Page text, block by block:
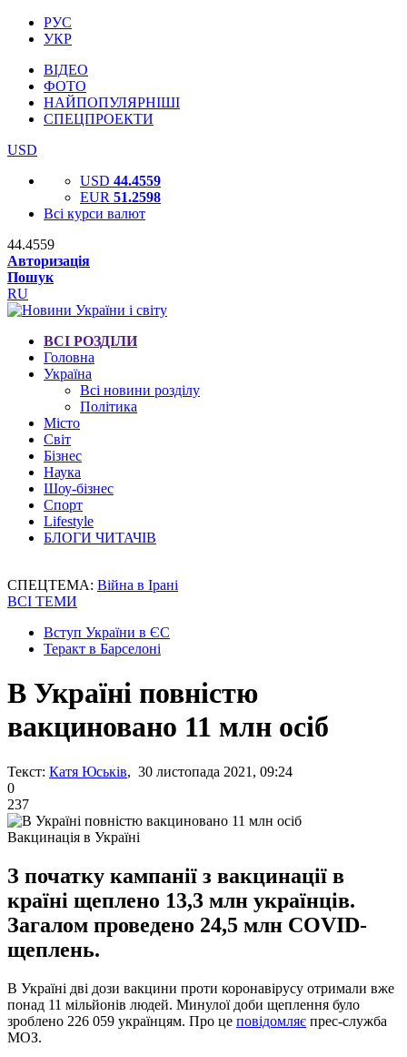
РУС
УКР
ВІДЕО
ФОТО
НАЙПОПУЛЯРНІШІ
СПЕЦПРОЕКТИ
USD
USD 44.4559
EUR 51.2598
Всі курси валют
44.4559
Авторизація
Пошук
RU
ВСІ РОЗДІЛИ
Головна
Україна
Всі новини розділу
Політика
Місто
Світ
Бізнес
Наука
Шоу-бізнес
Спорт
Lifestyle
БЛОГИ ЧИТАЧІВ
СПЕЦТЕМА: Війна в Ірані
ВСІ ТЕМИ
Вступ України в ЄС
Теракт в Барселоні
В Україні повністю
вакциновано 11 млн осіб
Текст: Катя Юськів, 30 листопада 2021, 09:24
0
237
Вакцинація в Україні
З початку кампанії з вакцинації в
країні щеплено 13,3 млн українців.
Загалом проведено 24,5 млн COVID-
щеплень.
В Україні дві дози вакцини проти коронавірусу отримали вже
понад 11 мільйонів людей. Минулої доби щеплення було
зроблено 226 059 українцям. Про це повідомляє прес-служба
МОЗ.